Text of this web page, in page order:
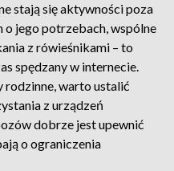
stają się aktywności poza
o jego potrzebach, wspólne
z rówieśnikami – to
spędzany w internecie.
rodzinne, warto ustalić
z urządzeń
dobrze jest upewnić
o ograniczenia